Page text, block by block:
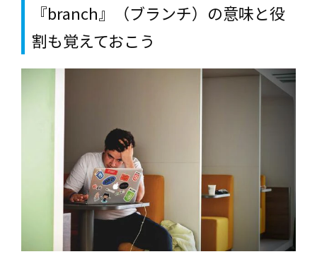
『branch』（ブランチ）の意味と役
割も覚えておこう